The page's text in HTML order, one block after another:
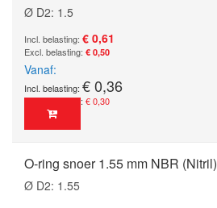
Ø D2: 1.5
€ 0,61
€ 0,50
Vanaf
€ 0,36
€ 0,30
O-ring snoer 1.55 mm NBR
Ø D2: 1.55